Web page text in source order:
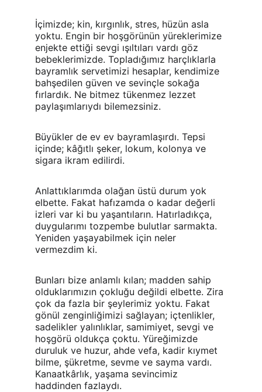
İçimizde; kin, kırgınlık, stres, hüzün asla
yoktu. Engin bir hoşgörünün yüreklerimize
enjekte ettiği sevgi ışıltıları vardı göz
bebeklerimizde. Topladığımız harçlıklarla
bayramlık servetimizi hesaplar, kendimize
bahşedilen güven ve sevinçle sokağa
fırlardık. Ne bitmez tükenmez lezzet
paylaşımlarıydı bilemezsiniz.
Büyükler de ev ev bayramlaşırdı. Tepsi
içinde; kâğıtlı şeker, lokum, kolonya ve
sigara ikram edilirdi.
Anlattıklarımda olağan üstü durum yok
elbette. Fakat hafızamda o kadar değerli
izleri var ki bu yaşantıların. Hatırladıkça,
duygularımı tozpembe bulutlar sarmakta.
Yeniden yaşayabilmek için neler
vermezdim ki.
Bunları bize anlamlı kılan; madden sahip
olduklarımızın çokluğu değildi elbette. Zira
çok da fazla bir şeylerimiz yoktu. Fakat
gönül zenginliğimizi sağlayan; içtenlikler,
sadelikler yalınlıklar, samimiyet, sevgi ve
hoşgörü oldukça çoktu. Yüreğimizde
duruluk ve huzur, ahde vefa, kadir kıymet
bilme, şükretme, sevme ve sayma vardı.
Kanaatkârlık, yaşama sevincimiz
haddinden fazlaydı.